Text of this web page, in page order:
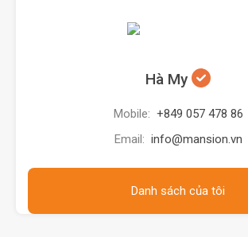
Hà My
Mobile: +849 057 478 86
Email: info@mansion.vn
Danh sách của tôi